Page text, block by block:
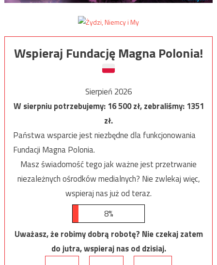
Wspieraj Fundację Magna Polonia!
Sierpień 2026
W sierpniu potrzebujemy:16 500zł, zebraliśmy:1351
zł.
Państwa wsparcie jest niezbędne dla funkcjonowania
Fundacji Magna Polonia.
Masz świadomość tego jak ważne jest przetrwanie
niezależnych ośrodków medialnych? Nie zwlekaj więc,
wspieraj nas już od teraz.
8%
Uważasz, że robimy dobrą robotę? Nie czekaj zatem
do jutra, wspieraj nas od dzisiaj.